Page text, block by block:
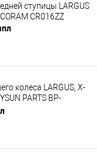
ступицы LARGUS
CR016ZZ
колеса LARGUS, X-
PARTS BP-